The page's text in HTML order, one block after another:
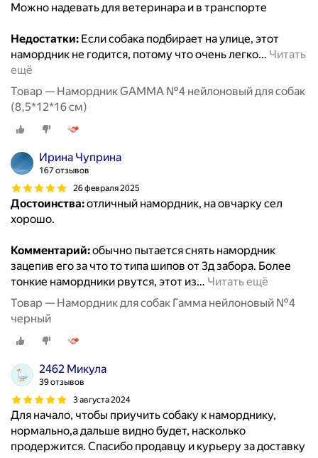
Можно надевать для ветеринара и в транспорте
Недостатки: Если собака подбирает на улице, этот
намордник не годится, потому что очень легко… Читать
ещё
Товар — Намордник GAMMA №4 нейлоновый для собак
(8,5*12*16 см)
Ирина Чуприна
167 отзывов
26 февраля 2025
Достоинства:отличный намордник, на овчарку сел
хорошо.
Комментарий:обычно пытается снять намордник
зацепив его за что то типа шипов от 3д забора. Более
тонкие намордники рвутся, этот из… Читать ещё
Товар — Намордник для собак Гамма нейлоновый №4
черный
2462 Микула
39 отзывов
3 августа 2024
Для начало, чтобы приучить собаку к наморднику,
нормально,а дальше видно будет, насколько
продержится. Спасибо продавцу и курьеру за доставку